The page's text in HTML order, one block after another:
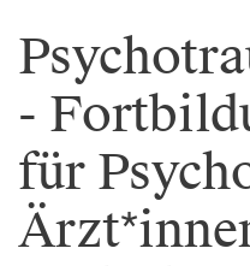
-
für